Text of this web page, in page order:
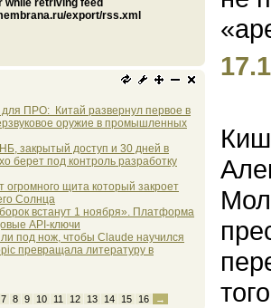
while retriving feed
export/rss.xml
ПРО: Китай развернул первое в
оружие в промышленных
закрытый доступ и 30 дней в
берет под контроль разработку
огромного щита который закроет
Солнца
встанут 1 ноября». Платформа
API-ключи
под нож, чтобы Claude научился
превращала литературу в
7 8 9 10 11 12 13 14 15 16 →